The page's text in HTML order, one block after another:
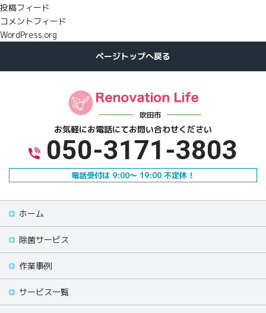
投稿フィード
コメントフィード
WordPress.org
吹田市
お気軽にお電話にてお問い合わせください
050-3171-3803
電話受付は 9:00～ 19:00 不定休！
ホーム
除菌サービス
作業事例
サービス一覧